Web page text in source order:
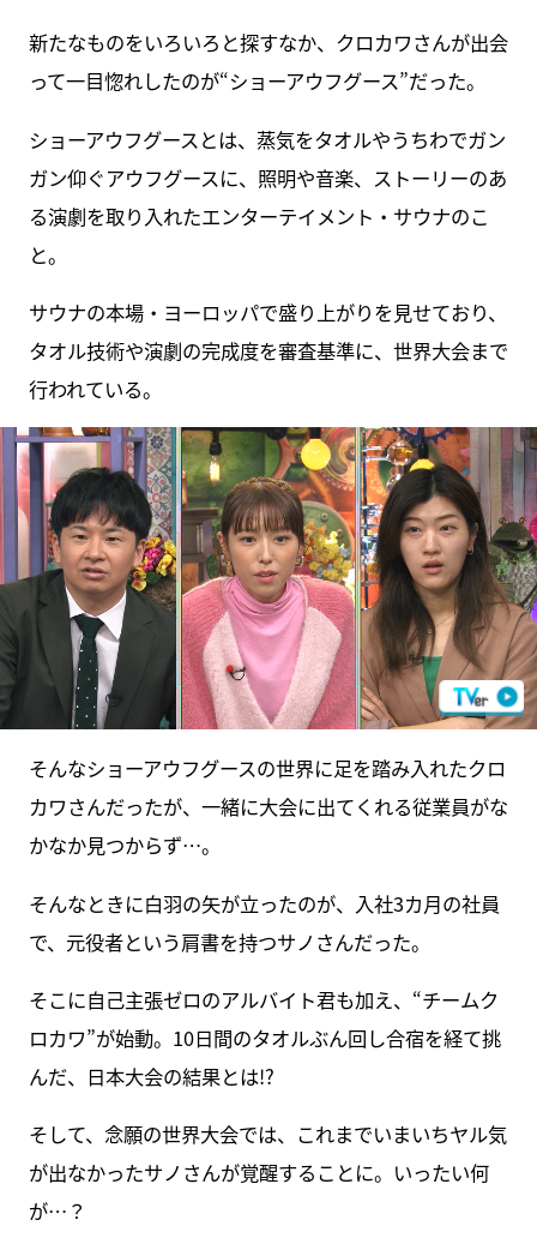
新たなものをいろいろと探すなか、クロカワさんが出会
って一目惚れしたのが“ショーアウフグース”だった。
ショーアウフグースとは、蒸気をタオルやうちわでガン
ガン仰ぐアウフグースに、照明や音楽、ストーリーのあ
る演劇を取り入れたエンターテイメント・サウナのこ
と。
サウナの本場・ヨーロッパで盛り上がりを見せており、
タオル技術や演劇の完成度を審査基準に、世界大会まで
行われている。
そんなショーアウフグースの世界に足を踏み入れたクロ
カワさんだったが、一緒に大会に出てくれる従業員がな
かなか見つからず…。
そんなときに白羽の矢が立ったのが、入社3カ月の社員
で、元役者という肩書を持つサノさんだった。
そこに自己主張ゼロのアルバイト君も加え、“チームク
ロカワ”が始動。10日間のタオルぶん回し合宿を経て挑
んだ、日本大会の結果とは!?
そして、念願の世界大会では、これまでいまいちヤル気
が出なかったサノさんが覚醒することに。いったい何
が…？